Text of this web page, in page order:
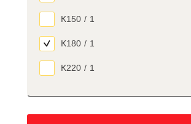
К150 / 1
К180 / 1
К220 / 1